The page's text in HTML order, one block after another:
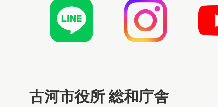
古河市役所 総和庁舎